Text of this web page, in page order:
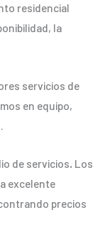
residencial
la
servicios de
en equipo,
de servicios. Los
excelente
precios